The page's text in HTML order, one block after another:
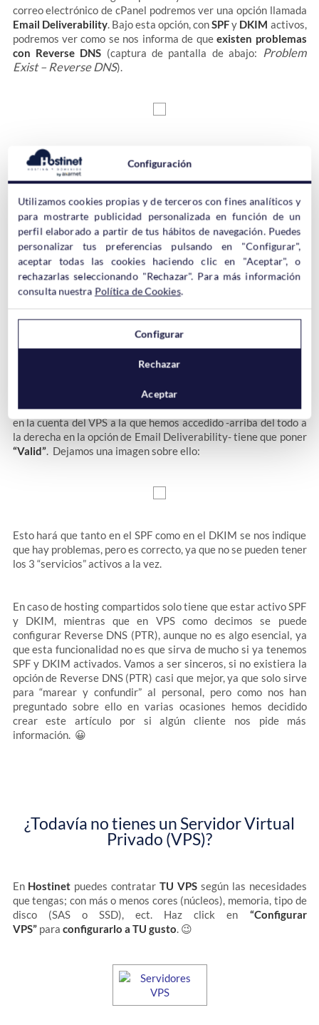
correo electrónico de cPanel podremos ver una opción llamada
Email Deliverability. Bajo esta opción, conSPFy DKIM activos,
podremos ver como se nos informa de queexisten problemas
con Reverse DNS (captura de pantalla de abajo: Problem
Exist – Reverse DNS).
Sin embargo, esta “advertencia” no se trata de ningún error de
configuración en nuestro alojamiento.En hosting compartidos
de Hostinet siempre va a salir esa advertencia de que existen
es normal, puesto que los correos saldrán a través del servidor
donde se encuentre nuestro hosting en Hostinet… en fin, si
disponemos de un hosting compartido en Hostinet no tenemos
que hacerle mucho caso a esa opción.Lo que si debemos tener
en cuenta es el
SPF y DKIM, aunque esto ahora viene activado
por defecto con la nueva versión de cPanel v.78.
Si por el contrario tenemos unservidor virtual privado (VPS)
configurar Reverse DNS (PTR)
que hacer nosotros desde Hostinet (el cliente no puede
Para comprobar que la opciónReverse DNS (PTR)está activa
en la cuenta del VPS a la que hemos accedido -arriba del todo a
la derecha en la opción de Email Deliverability- tiene que poner
“Valid”. Dejamos una imagen sobre ello:
Esto hará que tanto en el SPF como en el DKIM se nos indique
que hay problemas, pero es correcto, ya que no se pueden tener
los 3 “servicios” activos a la vez.
En caso de hosting compartidos solo tiene que estar activo SPF
y DKIM, mientras que en VPS como decimos se puede
configurar Reverse DNS (PTR), aunque no es algo esencial, ya
que esta funcionalidad no es que sirva de mucho si ya tenemos
SPF y DKIM activados. Vamos a ser sinceros, si no existiera la
opción de Reverse DNS (PTR) casi que mejor, ya que solo sirve
para “marear y confundir” al personal, pero como nos han
preguntado sobre ello en varias ocasiones hemos decidido
crear este artículo por si algún cliente nos pide más
información. 😀
¿Todavía no tienes un Servidor Virtual
Privado (VPS)?
En Hostinet puedes contratar TU VPSsegún las necesidades
que tengas; con más o menos cores (núcleos), memoria, tipo de
disco (SAS o SSD), ect. Haz click en “Configurar
VPS”para configurarlo a TU gusto. 😉
Configuración
Utilizamos cookies propias y de terceros con fines analíticos y
para mostrarte publicidad personalizada en función de un
perfil elaborado a partir de tus hábitos de navegación. Puedes
personalizar tus preferencias pulsando en "Configurar",
aceptar todas las cookies haciendo clic en "Aceptar", o
rechazarlas seleccionando "Rechazar". Para más información
consulta nuestra Política de Cookies.
Configurar
Rechazar
Aceptar